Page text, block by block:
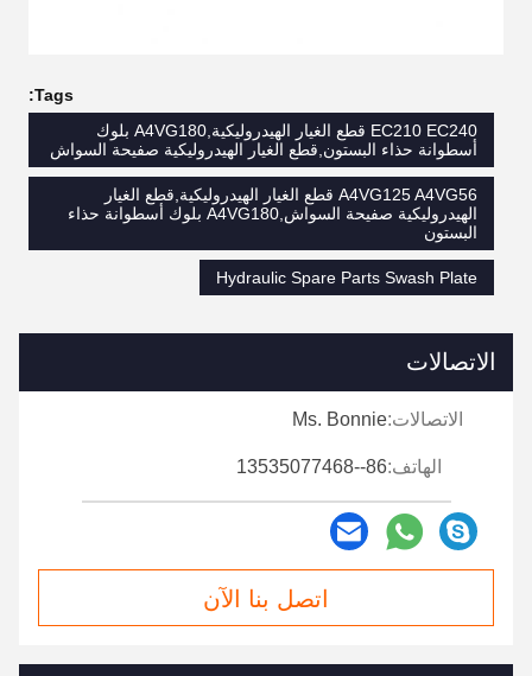
Tags:
EC210 EC240 قطع الغيار الهيدروليكية,A4VG180 بلوك
أسطوانة حذاء البستون,قطع الغيار الهيدروليكية صفيحة السواش
A4VG125 A4VG56 قطع الغيار الهيدروليكية,قطع الغيار
الهيدروليكية صفيحة السواش,A4VG180 بلوك أسطوانة حذاء
البستون
Hydraulic Spare Parts Swash Plate
الاتصالات
الاتصالات:Ms. Bonnie
الهاتف:86--13535077468
اتصل بنا الآن